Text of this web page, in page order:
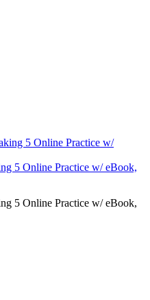
5 Online Practice w/ eBook,
5 Online Practice w/ eBook,